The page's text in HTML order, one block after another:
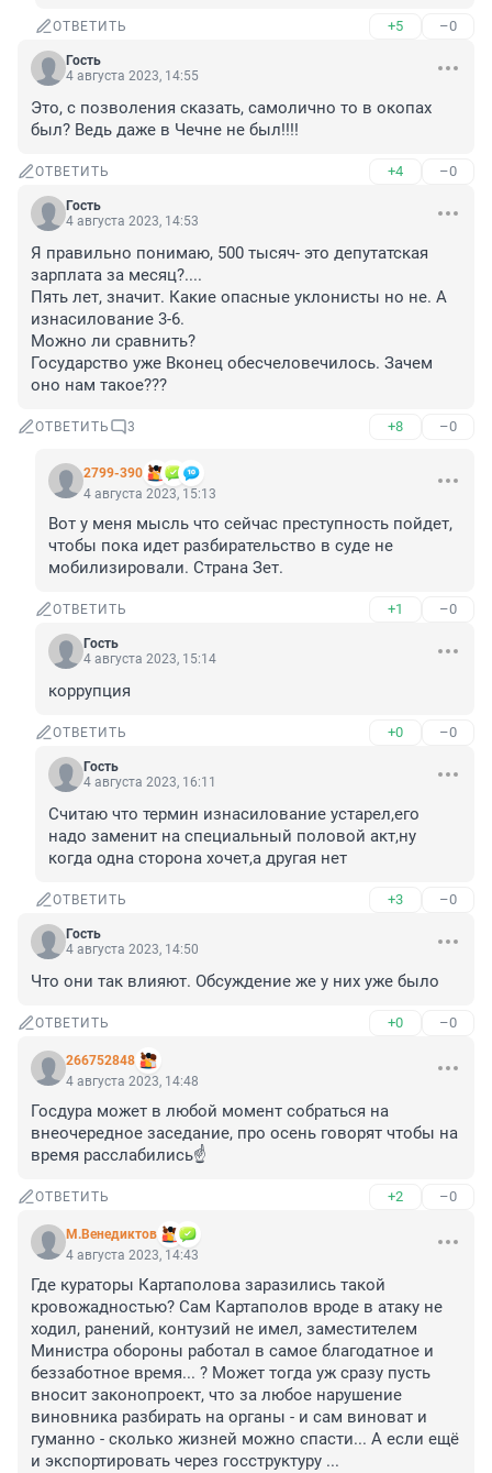
ОТВЕТИТЬ +5 –0
Гость
4 августа 2023, 14:55
Это, с позволения сказать, самолично то в окопах
был? Ведь даже в Чечне не был!!!!
ОТВЕТИТЬ +4 –0
Гость
4 августа 2023, 14:53
Я правильно понимаю, 500 тысяч- это депутатская
зарплата за месяц?....
Пять лет, значит. Какие опасные уклонисты но не. А
изнасилование 3-6.
Можно ли сравнить?
Государство уже Вконец обесчеловечилось. Зачем
оно нам такое???
ОТВЕТИТЬ 3 +8 –0
2799-390
4 августа 2023, 15:13
Вот у меня мысль что сейчас преступность пойдет,
чтобы пока идет разбирательство в суде не
мобилизировали. Страна Зет.
ОТВЕТИТЬ +1 –0
Гость
4 августа 2023, 15:14
коррупция
ОТВЕТИТЬ +0 –0
Гость
4 августа 2023, 16:11
Считаю что термин изнасилование устарел,его
надо заменит на специальный половой акт,ну
когда одна сторона хочет,а другая нет
ОТВЕТИТЬ +3 –0
Гость
4 августа 2023, 14:50
Что они так влияют. Обсуждение же у них уже было
ОТВЕТИТЬ +0 –0
266752848
4 августа 2023, 14:48
Госдура может в любой момент собраться на
внеочередное заседание, про осень говорят чтобы на
время расслабились☝️
ОТВЕТИТЬ +2 –0
М.Венедиктов
4 августа 2023, 14:43
Где кураторы Картаполова заразились такой
кровожадностью? Сам Картаполов вроде в атаку не
ходил, ранений, контузий не имел, заместителем
Министра обороны работал в самое благодатное и
беззаботное время... ? Может тогда уж сразу пусть
вносит законопроект, что за любое нарушение
виновника разбирать на органы - и сам виноват и
гуманно - сколько жизней можно спасти... А если ещё
и экспортировать через госструктуру ...